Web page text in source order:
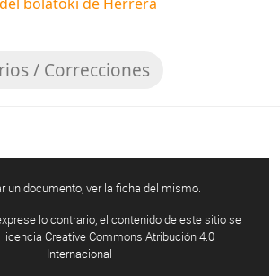
/ Correcciones
un documento, ver la ficha del mismo.
lo contrario, el contenido de este sitio se
Creative Commons Atribución 4.0
Internacional